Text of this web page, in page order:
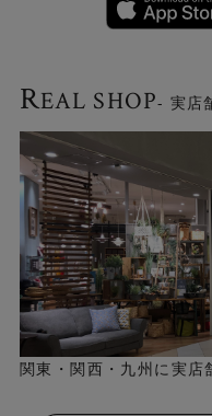
REAL SHOP- 実店
関東・関西・九州に実店